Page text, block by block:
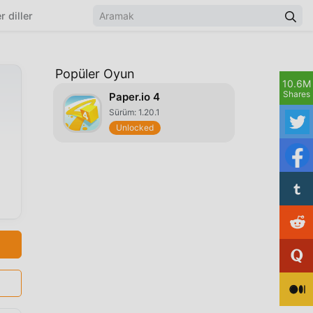
diller
Popüler Oyun
Paper.io 4
Sürüm: 1.20.1
Unlocked
10.6M
Shares